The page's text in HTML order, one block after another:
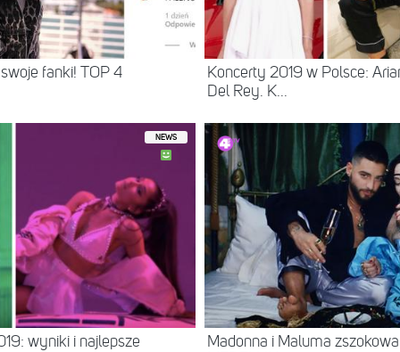
fanki! TOP 4
Koncerty 2019 w Polsce:
Del Rey. K...
NEWS
wyniki i najlepsze
Madonna i Maluma